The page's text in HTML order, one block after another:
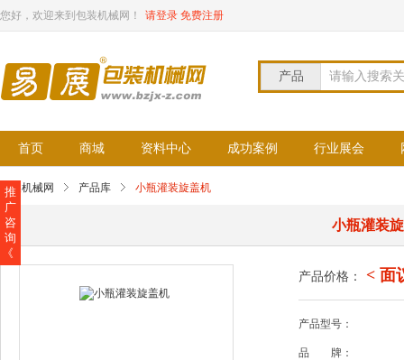
您好，欢迎来到包装机械网！ 请登录 免费注册
产品 请输入搜索
首页 商城 资料中心 成功案例 行业展会
包装机械网 产品库 小瓶灌装旋盖机
小瓶灌装
产品价格： < 面
产品型号：
品 牌：
推
广
咨
询
《